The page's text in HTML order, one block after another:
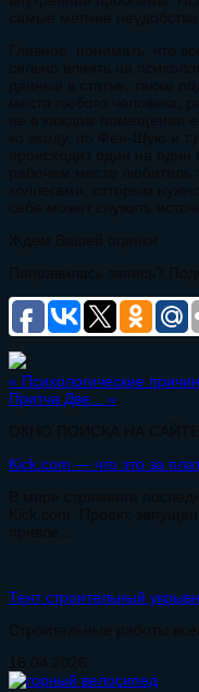
самые мелкие неудобства
Главное, понимать, что
сильно влиять на
данные в статье, также
места любого человека,
не в каждом помещении
ко входу, по Фен-Шую и
происходит один на
рабочем месте
коллегами, которым
себе может служить
Ждем Вашей оценки
Понравилась запись?
« Психологические
Притча Две... »
ОКНО ПОИСКА НА
Kick.com — что это за
В мире стриминга
Kick.com. Проект,
привле...
Тент строительный
Строительные работы
16.04.2026